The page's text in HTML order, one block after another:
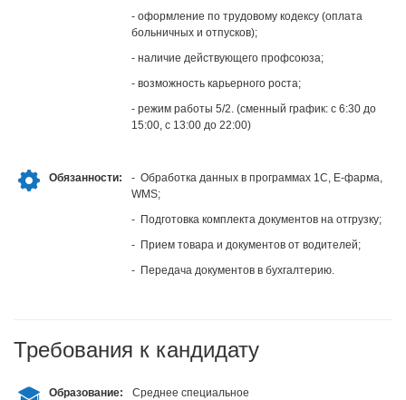
- оформление по трудовому кодексу (оплата
больничных и отпусков);
- наличие действующего профсоюза;
- возможность карьерного роста;
- режим работы 5/2. (сменный график: с 6:30 до
15:00, с 13:00 до 22:00)
Обязанности:
- Обработка данных в программах 1С, Е-фарма,
WMS;
- Подготовка комплекта документов на отгрузку;
- Прием товара и документов от водителей;
- Передача документов в бухгалтерию.
Требования к кандидату
Образование: Среднее специальное